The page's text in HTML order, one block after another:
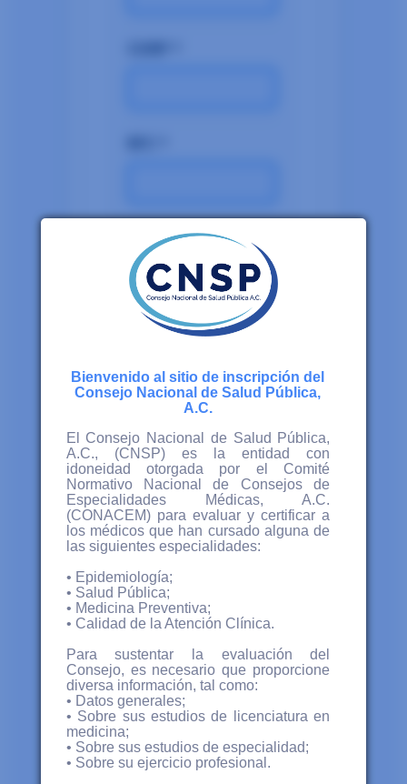
Bienvenido al sitio de inscripción del
Consejo Nacional de Salud Pública,
A.C.
El Consejo Nacional de Salud Pública,
A.C., (CNSP) es la entidad con
idoneidad otorgada por el Comité
Normativo Nacional de Consejos de
Especialidades Médicas, A.C.
(CONACEM) para evaluar y certificar a
los médicos que han cursado alguna de
las siguientes especialidades:
• Epidemiología;
• Salud Pública;
• Medicina Preventiva;
• Calidad de la Atención Clínica.
Para sustentar la evaluación del
Consejo, es necesario que proporcione
diversa información, tal como:
• Datos generales;
• Sobre sus estudios de licenciatura en
medicina;
• Sobre sus estudios de especialidad;
• Sobre su ejercicio profesional.